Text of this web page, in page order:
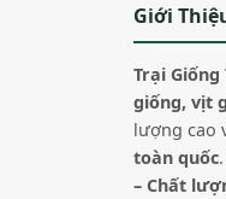
Giới
Trại Giống
giống, vịt
lượng cao
toàn quốc
– Chất